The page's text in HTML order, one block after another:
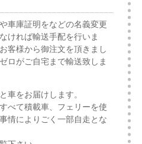
車庫証明をなどの名義変更
ければ輸送手配を行いま
客様から御注文を頂きまし
ロがご自宅まで輸送致しま
車をお届けします。
べて積載車、フェリーを使
情によりごく一部自走とな